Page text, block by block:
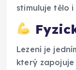
stimuluje tělo i
Lezení je
který